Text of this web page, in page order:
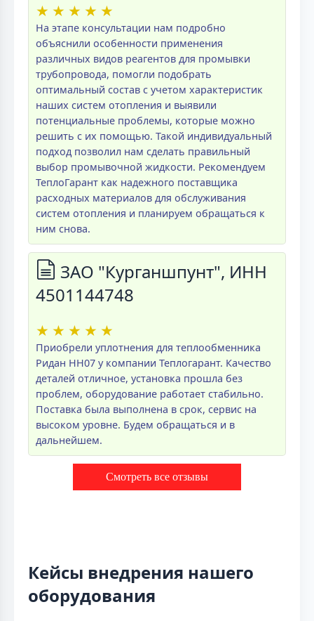
★ ★ ★ ★ ★
На этапе консультации нам подробно
объяснили особенности применения
различных видов реагентов для промывки
трубопровода, помогли подобрать
оптимальный состав с учетом характеристик
наших систем отопления и выявили
потенциальные проблемы, которые можно
решить с их помощью. Такой индивидуальный
подход позволил нам сделать правильный
выбор промывочной жидкости. Рекомендуем
ТеплоГарант как надежного поставщика
расходных материалов для обслуживания
систем отопления и планируем обращаться к
ним снова.
ЗАО "Курганшпунт", ИНН
4501144748
★ ★ ★ ★ ★
Приобрели уплотнения для теплообменника
Ридан НН07 у компании Теплогарант. Качество
деталей отличное, установка прошла без
проблем, оборудование работает стабильно.
Поставка была выполнена в срок, сервис на
высоком уровне. Будем обращаться и в
дальнейшем.
Смотреть все отзывы
Кейсы внедрения нашего
оборудования